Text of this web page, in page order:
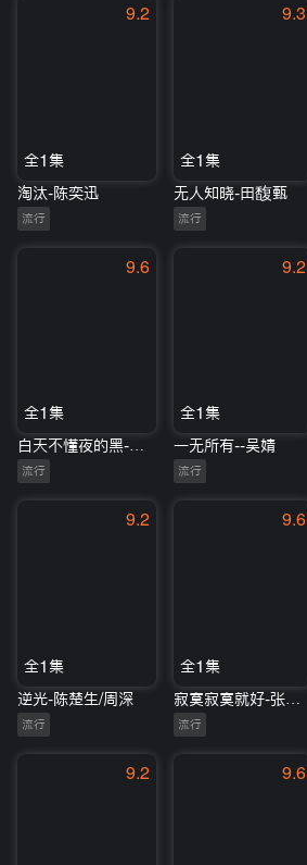
9.2
全1集
淘汰-陈奕迅
流行
9.3
全1集
无人知晓-田馥甄
流行
9.6
全1集
白天不懂夜的黑-那英
流行
9.2
全1集
一无所有--吴婧
流行
9.2
全1集
逆光-陈楚生/周深
流行
9.6
全1集
流行
9.2 9.6